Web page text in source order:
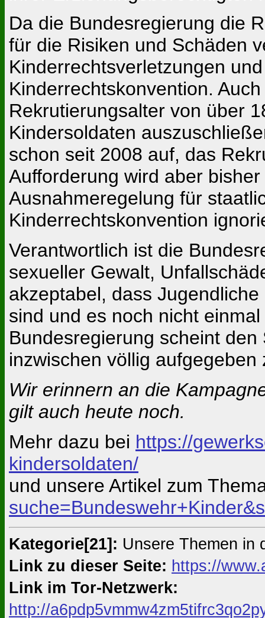
Da die Bundesregierung die
für die Risiken und Schäden
Kinderrechtsverletzungen
Kinderrechtskonvention.
Rekrutierungsalter von über
Kindersoldaten
schon seit 2008 auf, das
Aufforderung wird aber
Ausnahmeregelung für
Kinderrechtskonvention
Verantwortlich ist die
sexueller Gewalt,
akzeptabel, dass
sind und es noch nicht
Bundesregierung scheint
inzwischen völlig aufgegeben
Wir erinnern an die
gilt auch heute noch.
Mehr dazu bei https://
kindersoldaten/
und unsere Artikel zum
Kategorie[21]: Unsere Themen in
Link zu dieser Seite: https://
Link im Tor-Netzwerk:
http://